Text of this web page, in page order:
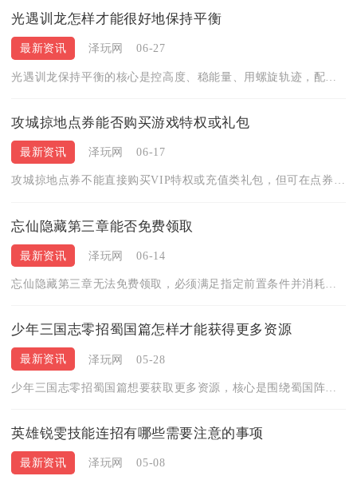
光遇训龙怎样才能很好地保持平衡
最新资讯 泽玩网 06-27
攻城掠地点券能否购买游戏特权或礼包
最新资讯 泽玩网 06-17
攻城掠地点券不能直接购买VIP特权或充值类礼包，但可在点券商...
忘仙隐藏第三章能否免费领取
最新资讯 泽玩网 06-14
忘仙隐藏第三章无法免费领取，必须满足指定前置条件并消耗对应道...
少年三国志零招蜀国篇怎样才能获得更多资源
最新资讯 泽玩网 05-28
英雄锐雯技能连招有哪些需要注意的事项
最新资讯 泽玩网 05-08